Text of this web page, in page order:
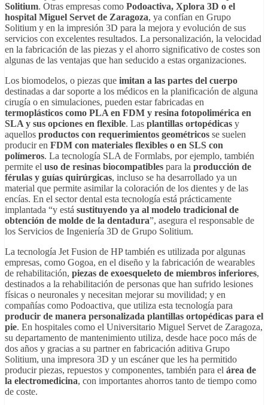
Solitium. Otras empresas como Podoactiva, Xplora 3D o el
hospital Miguel Servet de Zaragoza, ya confían en Grupo
Solitium y en la impresión 3D para la mejora y evolución de sus
servicios con excelentes resultados. La personalización, la velocidad
en la fabricación de las piezas y el ahorro significativo de costes son
algunas de las ventajas que han seducido a estas organizaciones.
Los biomodelos, o piezas que imitan a las partes del cuerpo
destinadas a dar soporte a los médicos en la planificación de alguna
cirugía o en simulaciones, pueden estar fabricadas en
termoplásticos como PLA en FDM y resina fotopolimérica en
SLA y sus opciones en flexible. Las plantillas ortopédicas y
aquellos productos con requerimientos geométricos se suelen
producir en FDM con materiales flexibles o en SLS con
polímeros. La tecnología SLA de Formlabs, por ejemplo, también
permite el uso de resinas biocompatibles para la producción de
férulas y guías quirúrgicas, incluso se ha desarrollado ya un
material que permite asimilar la coloración de los dientes y de las
encías. En el sector dental esta tecnología está prácticamente
implantada “y está sustituyendo ya al modelo tradicional de
obtención de molde de la dentadura”, asegura el responsable de
los Servicios de Ingeniería 3D de Grupo Solitium.
La tecnología Jet Fusion de HP también es utilizada por algunas
empresas, como Gogoa, en el diseño y la fabricación de wearables
de rehabilitación, piezas de exoesqueleto de miembros inferiores,
destinados a la rehabilitación de personas que han sufrido lesiones
físicas o neuronales y necesitan mejorar su movilidad; y en
compañías como Podoactiva, que utiliza esta tecnología para
producir de manera personalizada plantillas ortopédicas para el
pie. En hospitales como el Universitario Miguel Servet de Zaragoza,
su departamento de mantenimiento utiliza, desde hace poco más de
dos años y gracias a su partner en fabricación aditiva Grupo
Solitium, una impresora 3D y un escáner que les ha permitido
producir piezas, repuestos y componentes, también para el área de
la electromedicina, con importantes ahorros tanto de tiempo como
de coste.